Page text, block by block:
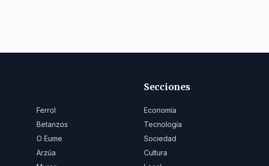
Ferrol
Betanzos
O Eume
Arzúa
Secciones
Economía
Tecnología
Sociedad
Cultura